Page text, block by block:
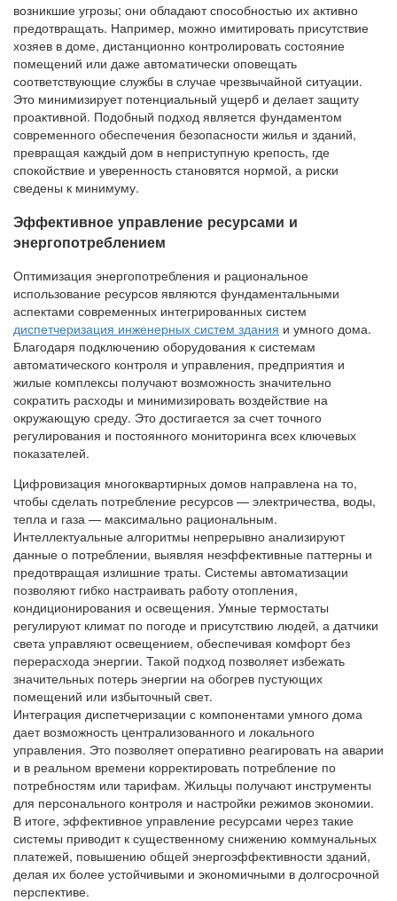
возникшие угрозы; они обладают способностью их активно
предотвращать. Например, можно имитировать присутствие
хозяев в доме, дистанционно контролировать состояние
помещений или даже автоматически оповещать
соответствующие службы в случае чрезвычайной ситуации.
Это минимизирует потенциальный ущерб и делает защиту
проактивной. Подобный подход является фундаментом
современного обеспечения безопасности жилья и зданий,
превращая каждый дом в неприступную крепость, где
спокойствие и уверенность становятся нормой, а риски
сведены к минимуму.
Эффективное управление ресурсами и
энергопотреблением
Оптимизация энергопотребления и рациональное
использование ресурсов являются фундаментальными
аспектами современных интегрированных систем
диспетчеризация инженерных систем здания и умного дома.
Благодаря подключению оборудования к системам
автоматического контроля и управления, предприятия и
жилые комплексы получают возможность значительно
сократить расходы и минимизировать воздействие на
окружающую среду. Это достигается за счет точного
регулирования и постоянного мониторинга всех ключевых
показателей.
Цифровизация многоквартирных домов направлена на то,
чтобы сделать потребление ресурсов — электричества, воды,
тепла и газа — максимально рациональным.
Интеллектуальные алгоритмы непрерывно анализируют
данные о потреблении, выявляя неэффективные паттерны и
предотвращая излишние траты. Системы автоматизации
позволяют гибко настраивать работу отопления,
кондиционирования и освещения. Умные термостаты
регулируют климат по погоде и присутствию людей, а датчики
света управляют освещением, обеспечивая комфорт без
перерасхода энергии. Такой подход позволяет избежать
значительных потерь энергии на обогрев пустующих
помещений или избыточный свет.
Интеграция диспетчеризации с компонентами умного дома
дает возможность централизованного и локального
управления. Это позволяет оперативно реагировать на аварии
и в реальном времени корректировать потребление по
потребностям или тарифам. Жильцы получают инструменты
для персонального контроля и настройки режимов экономии.
В итоге, эффективное управление ресурсами через такие
системы приводит к существенному снижению коммунальных
платежей, повышению общей энергоэффективности зданий,
делая их более устойчивыми и экономичными в долгосрочной
перспективе.